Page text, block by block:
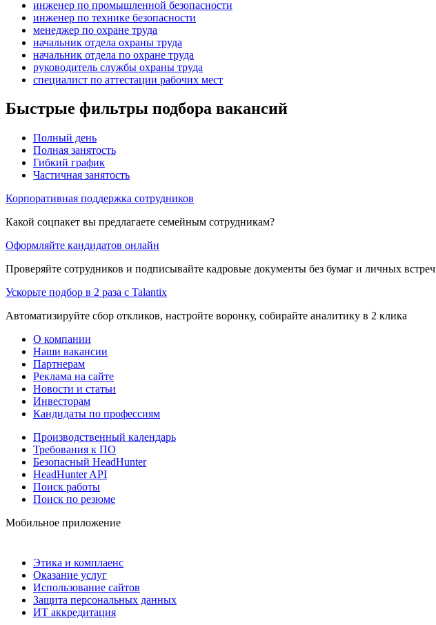
инженер по промышленной безопасности
инженер по технике безопасности
менеджер по охране труда
начальник отдела охраны труда
начальник отдела по охране труда
руководитель службы охраны труда
специалист по аттестации рабочих мест
Быстрые фильтры подбора вакансий
Полный день
Полная занятость
Гибкий график
Частичная занятость
Корпоративная поддержка сотрудников
Какой соцпакет вы предлагаете семейным сотрудникам?
Оформляйте кандидатов онлайн
Проверяйте сотрудников и подписывайте кадровые документы без бумаг и личных встреч
Ускорьте подбор в 2 раза с Talantix
Автоматизируйте сбор откликов, настройте воронку, собирайте аналитику в 2 клика
О компании
Наши вакансии
Партнерам
Реклама на сайте
Новости и статьи
Инвесторам
Кандидаты по профессиям
Производственный календарь
Требования к ПО
Безопасный HeadHunter
HeadHunter API
Поиск работы
Поиск по резюме
Мобильное приложение
Этика и комплаенс
Оказание услуг
Использование сайтов
Защита персональных данных
ИТ аккредитация